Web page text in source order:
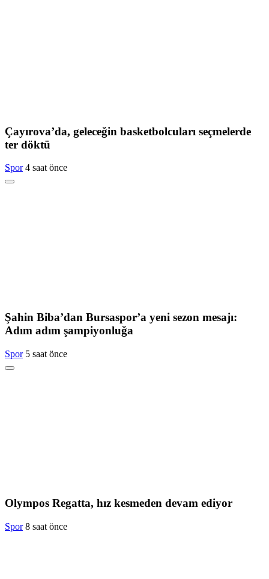
Çayırova’da, geleceğin basketbolcuları seçmelerde
ter döktü
Spor 4 saat önce
Şahin Biba’dan Bursaspor’a yeni sezon mesajı:
Adım adım şampiyonluğa
Spor 5 saat önce
Olympos Regatta, hız kesmeden devam ediyor
Spor 8 saat önce